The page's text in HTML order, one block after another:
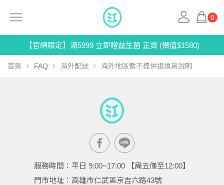
0
【官網限定】滿5999 立即贈益生菌 正貨 (價值$1580)
首頁 FAQ 海外配送 海外地區暫不提供退換貨說明
服務時間：平日 9:00~17:00 【周五僅至12:00】
門市地址：高雄市仁武區京吉六路43號